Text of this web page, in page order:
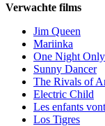
Verwachte films
Jim Queen
Mariinka
One Night Only
Sunny Dancer
The Rivals of
Electric Child
Les enfants
Los Tigres